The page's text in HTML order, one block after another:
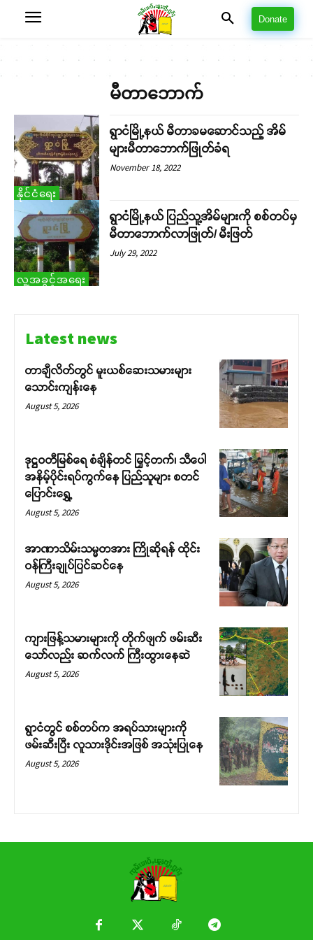
Your support keeps our voice
strong. Join us today and help
create a future where every story is
heard, every voice counts, and
Donate Now
Donate
မီတာဘောက်
နိုင်ငံရေး
ရွာငံမြို့နယ် မီတာခမဆောင်သည့် အိမ်
များမီတာဘောက်ဖြုတ်ခံရ
November 18, 2022
လူ့အခွင့်အရေး
ရွာငံမြို့နယ် ပြည်သူ့အိမ်များကို စစ်တပ်မှ
မီတာဘောက်လာဖြုတ်/ မီးဖြတ်
July 29, 2022
Latest news
တာချီလိတ်တွင် မူးယစ်ဆေးသမားများ
သောင်းကျန်းနေ
August 5, 2026
ဒုဋ္ဌဝတီမြစ်ရေ စံချိန်တင် မြှင့်တက်၊ သီပေါ
အနိမ့်ပိုင်းရပ်ကွက်နေ ပြည်သူများ စတင်
ပြောင်းရွှေ့
August 5, 2026
အာဏာသိမ်းသမ္မတအား ကြိုဆိုရန် ထိုင်း
ဝန်ကြီးချုပ်ပြင်ဆင်နေ
August 5, 2026
ကျားဖြန့်သမားများကို တိုက်ဖျက် ဖမ်းဆီး
သော်လည်း ဆက်လက် ကြီးထွားနေဆဲ
August 5, 2026
ရွာငံတွင် စစ်တပ်က အရပ်သားများကို
ဖမ်းဆီးပြီး လူသားဒိုင်းအဖြစ် အသုံးပြုနေ
August 5, 2026